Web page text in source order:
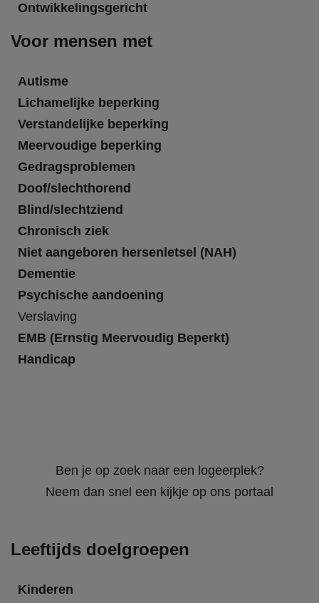
Ontwikkelingsgericht
Voor mensen met
Autisme
Lichamelijke beperking
Verstandelijke beperking
Meervoudige beperking
Gedragsproblemen
Doof/slechthorend
Blind/slechtziend
Chronisch ziek
Niet aangeboren hersenletsel (NAH)
Dementie
Psychische aandoening
Verslaving
EMB (Ernstig Meervoudig Beperkt)
Handicap
Ben je op zoek naar een logeerplek?
Neem dan snel een kijkje op ons portaal
Leeftijds doelgroepen
Kinderen